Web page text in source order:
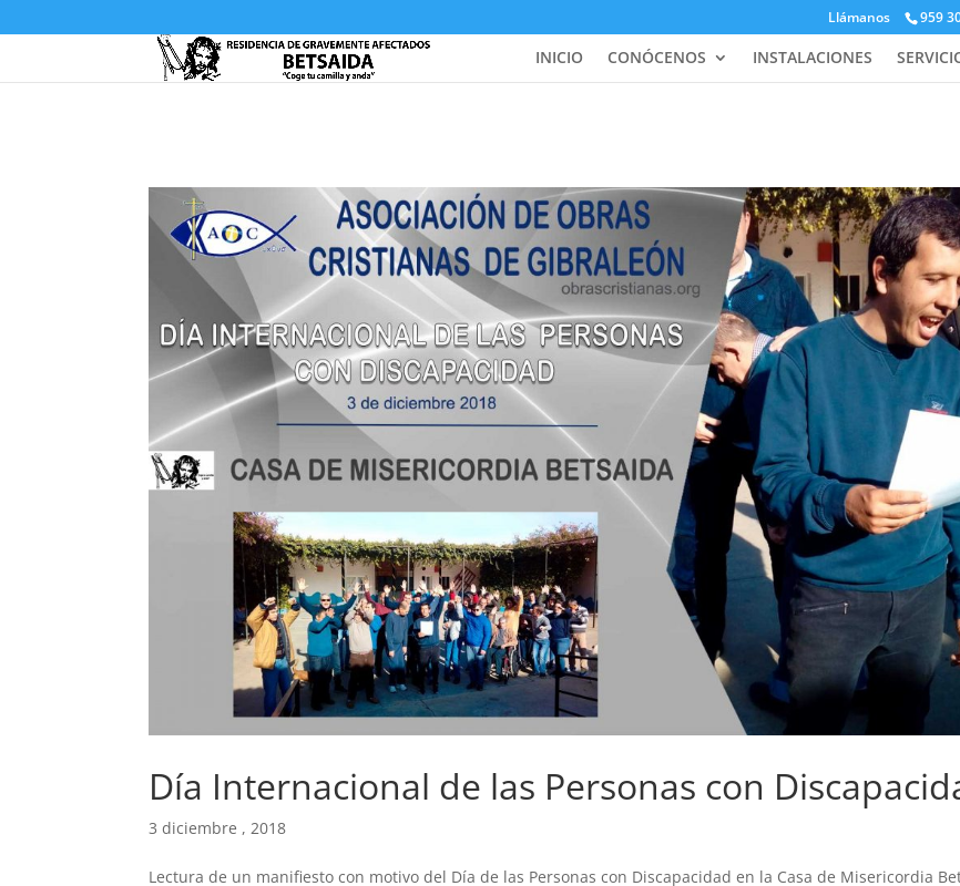
Llámanos 959
INICIO CONÓCENOS INSTALACIONES
Día Internacional de las Personas con
3 diciembre , 2018
Lectura de un manifiesto con motivo del Día de las Personas con Discapacidad en la Casa de Misericordia